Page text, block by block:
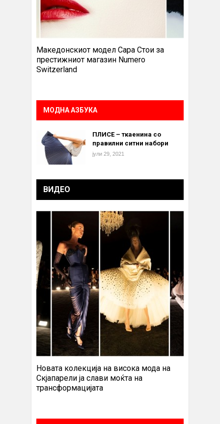
Македонскиот модел Сара Стои за
престижниот магазин Numero
Switzerland
МОДНА АЗБУКА
ПЛИСЕ – ткаенина со
правилни ситни набори
јули 29, 2021
ВИДЕО
Новата колекција на висока мода на
Скјапарели ја слави моќта на
трансформацијата